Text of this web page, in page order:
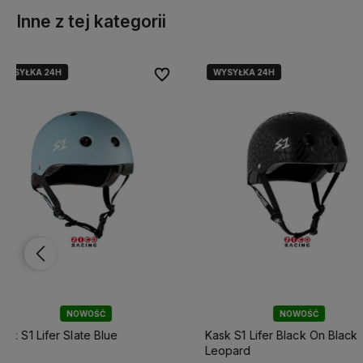
Inne z tej kategorii
NOWOŚĆ
WYSYŁKA 24H
Kask S1 Lifer Black On Black
Do ulubionych
Do ulubionych
NOWOŚĆ
WYSYŁKA 24H
Kask S1 Lifer Purple